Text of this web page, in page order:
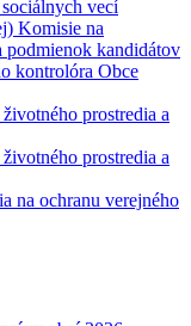
vecí
Komisie na
podmienok kandidátov
kontrolóra Obce
prostredia a
prostredia a
na ochranu verejného